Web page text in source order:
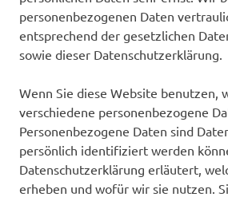
personenbezogenen Daten
entsprechend der gesetzlichen
sowie dieser Datenschutzerklärung.
Wenn Sie diese Website benutzen,
verschiedene personenbezogene
Personenbezogene Daten sind
persönlich identifiziert werden
Datenschutzerklärung erläutert,
erheben und wofür wir sie nutzen.